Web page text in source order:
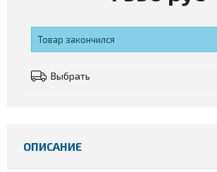
Товар закончился
Выбрать
ОПИСАНИЕ